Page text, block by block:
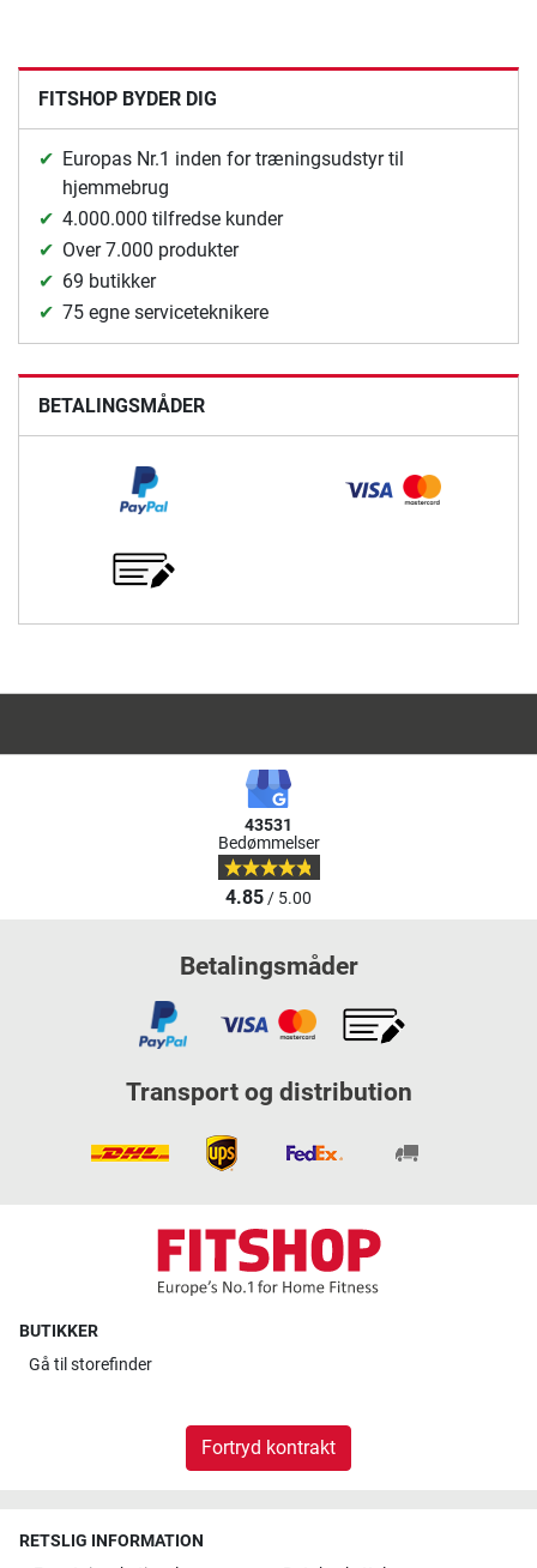
FITSHOP BYDER DIG
Europas Nr.1 inden for træningsudstyr til
hjemmebrug
4.000.000 tilfredse kunder
Over 7.000 produkter
69 butikker
75 egne serviceteknikere
BETALINGSMÅDER
43531
Bedømmelser
4.85/ 5.00
Betalingsmåder
Transport og distribution
BUTIKKER
Gå tilstorefinder
Fortryd kontrakt
RETSLIG INFORMATION